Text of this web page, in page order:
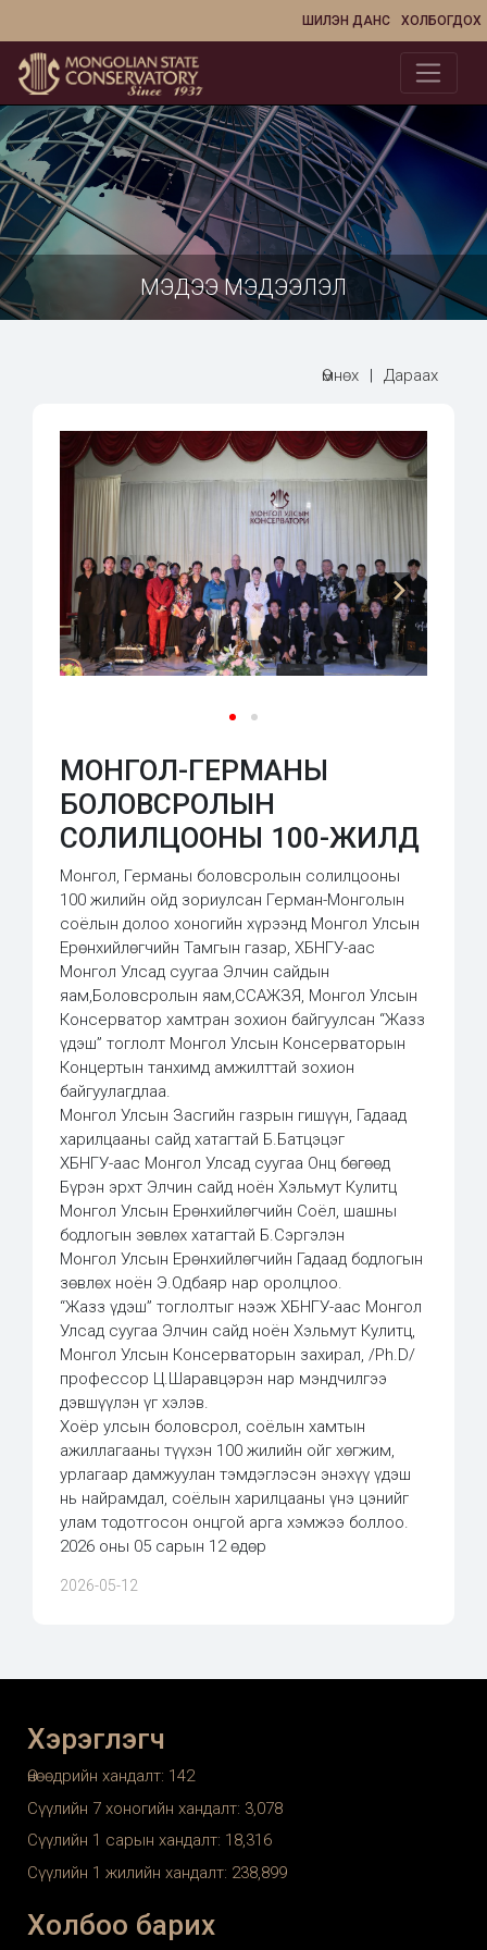
ХОЛБОГДОХ
ШИЛЭН ДАНС
МЭДЭЭ МЭДЭЭЛЭЛ
Өмнөх | Дараах
МОНГОЛ-ГЕРМАНЫ
БОЛОВСРОЛЫН
СОЛИЛЦООНЫ 100-ЖИЛД
Монгол, Германы боловсролын солилцооны
100 жилийн ойд зориулсан Герман-Монголын
соёлын долоо хоногийн хүрээнд Монгол Улсын
Ерөнхийлөгчийн Тамгын газар, ХБНГУ-аас
Монгол Улсад суугаа Элчин сайдын
яам,Боловсролын яам,ССАЖЗЯ, Монгол Улсын
Консерватор хамтран зохион байгуулсан “Жазз
үдэш” тоглолт Монгол Улсын Консерваторын
Концертын танхимд амжилттай зохион
байгуулагдлаа.
Монгол Улсын Засгийн газрын гишүүн, Гадаад
харилцааны сайд хатагтай Б.Батцэцэг
ХБНГУ-аас Монгол Улсад суугаа Онц бөгөөд
Бүрэн эрхт Элчин сайд ноён Хэльмут Кулитц
Монгол Улсын Ерөнхийлөгчийн Соёл, шашны
бодлогын зөвлөх хатагтай Б.Сэргэлэн
Монгол Улсын Ерөнхийлөгчийн Гадаад бодлогын
зөвлөх ноён Э.Одбаяр нар оролцлоо.
“Жазз үдэш” тоглолтыг нээж ХБНГУ-аас Монгол
Улсад суугаа Элчин сайд ноён Хэльмут Кулитц,
Монгол Улсын Консерваторын захирал, /Ph.D/
профессор Ц.Шаравцэрэн нар мэндчилгээ
дэвшүүлэн үг хэлэв.
Хоёр улсын боловсрол, соёлын хамтын
ажиллагааны түүхэн 100 жилийн ойг хөгжим,
урлагаар дамжуулан тэмдэглэсэн энэхүү үдэш
нь найрамдал, соёлын харилцааны үнэ цэнийг
улам тодотгосон онцгой арга хэмжээ боллоо.
2026 оны 05 сарын 12 өдөр
2026-05-12
Хэрэглэгч
Өнөөдрийн хандалт: 142
Сүүлийн 7 хоногийн хандалт: 3,078
Сүүлийн 1 сарын хандалт: 18,316
Сүүлийн 1 жилийн хандалт: 238,899
Холбоо барих